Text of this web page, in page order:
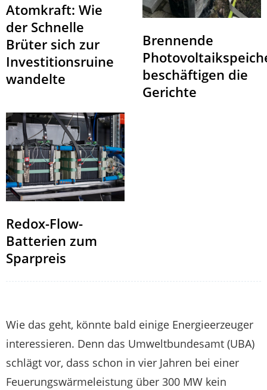
Atomkraft: Wie
der Schnelle
Brüter sich zur
Investitionsruine
wandelte
Brennende
beschäftigen die
Gerichte
Redox-Flow-
Batterien zum
Sparpreis
Wie das geht, könnte bald einige Energieerzeuger
interessieren. Denn das Umweltbundesamt (UBA)
schlägt vor, dass schon in vier Jahren bei einer
Feuerungswärmeleistung über 300 MW kein